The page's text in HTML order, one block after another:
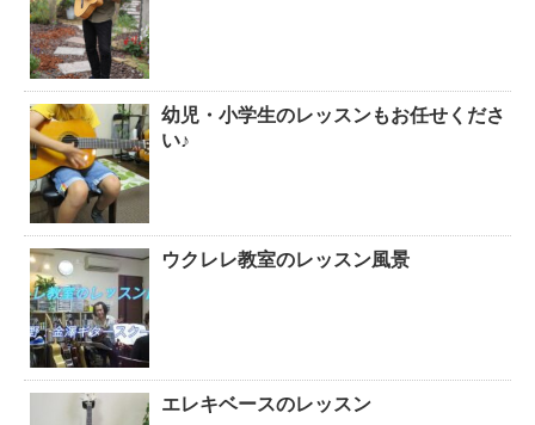
幼児・小学生のレッスンもお任せくださ
い♪
ウクレレ教室のレッスン風景
エレキベースのレッスン